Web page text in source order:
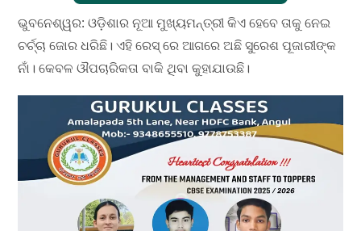
ଭୁବନେଶ୍ୱର: ଓଡ଼ିଶାର ନୂଆ ମୁଖ୍ୟମନ୍ତ୍ରୀ କିଏ ହେବେ ତାକୁ ନେଇ
ଚର୍ଚ୍ଚା ଜୋର ଧରିଛି। ଏହି ରେସ୍ ରେ ଆଗରେ ଅଛି ସୁରେଶ ପୂଜାରୀଙ୍କ
ନାଁ। କେବଳ ଔପଚାରିକତା ବାକି ଥିବା କୁହାଯାଉଛି।